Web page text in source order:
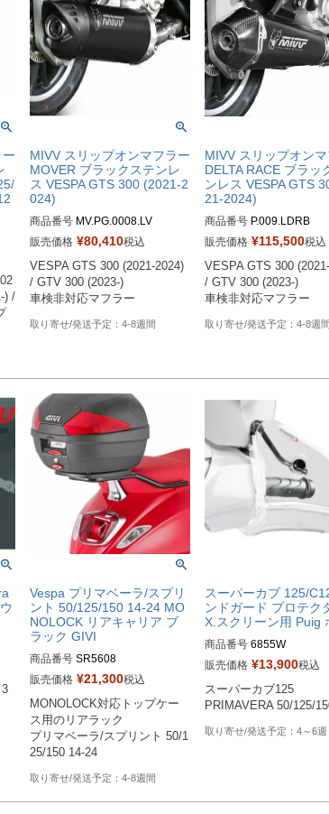
) /
MIVV スリップオンマフラー
MOVER ブラックステンレ
ス VESPA GTS 300 (2021-2
024)
商品番号 MV.PG.0008.LV
販売価格 ¥80,410税込
VESPA GTS 300 (2021-2024)
/ GTV 300 (2023-)
車検非対応マフラー
4-8週間
MIVV スリップオン
DELTA RACE ブラッ
ンレス VESPA GTS
21-2024)
商品番号 P.009.LDRB
販売価格 ¥115,500税込
VESPA GTS 300
/ GTV 300 (2023-)
車検非対応マフラー
4-8週間
Vespa プリマベーラ/スプリ
ント 50/125/150 14-24 MO
NOLOCK リアキャリア ブ
ラック GIVI
商品番号 SR5608
販売価格 ¥21,300税込
MONOLOCK対応トップケー
ス用のリアラック
プリマベーラ/スプリント 50/1
25/150 14-24
4-8週間
スーパーカブ 125/
ンドガード プロテク
X.スクリーン用 Puig
商品番号 6855W
販売価格 ¥13,900税込
スーパーカブ125
PRIMAVERA 50/125/
4～6週